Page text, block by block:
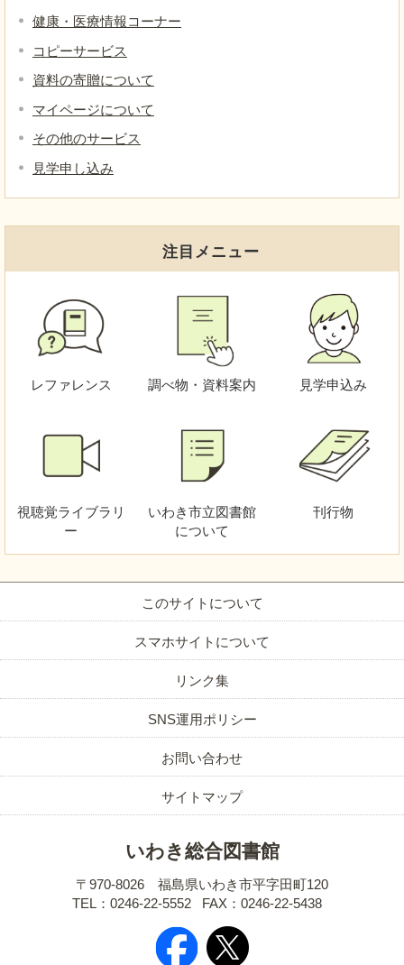
健康・医療情報コーナー
コピーサービス
資料の寄贈について
マイページについて
その他のサービス
見学申し込み
注目メニュー
レファレンス 調べ物・資料案内 見学申込み
視聴覚ライブラリ
ー
いわき市立図書館
について
刊行物
いわき総合図書館
〒970-8026 福島県いわき市平字田町120
TEL：0246-22-5552
FAX：0246-22-5438
このサイトについて
スマホサイトについて
リンク集
SNS運用ポリシー
お問い合わせ
サイトマップ